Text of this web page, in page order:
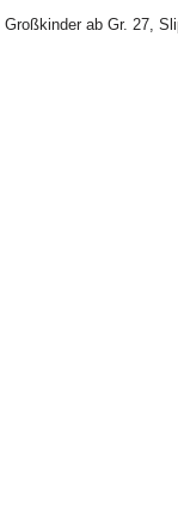
Großkinder ab Gr. 27,